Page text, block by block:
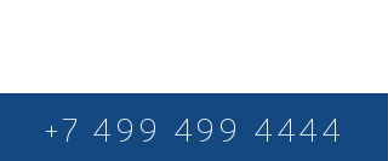
+7 499 499 4444